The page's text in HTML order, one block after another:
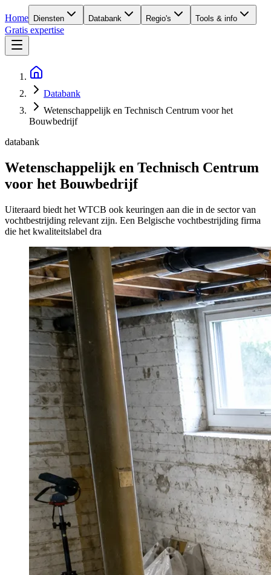
Home Diensten Databank Regio's Tools & info
Gratis expertise
Databank
Wetenschappelijk en Technisch Centrum voor het
Bouwbedrijf
databank
Wetenschappelijk en Technisch Centrum
voor het Bouwbedrijf
Uiteraard biedt het WTCB ook keuringen aan die in de sector van
vochtbestrijding relevant zijn. Een Belgische vochtbestrijding firma
die het kwaliteitslabel dra